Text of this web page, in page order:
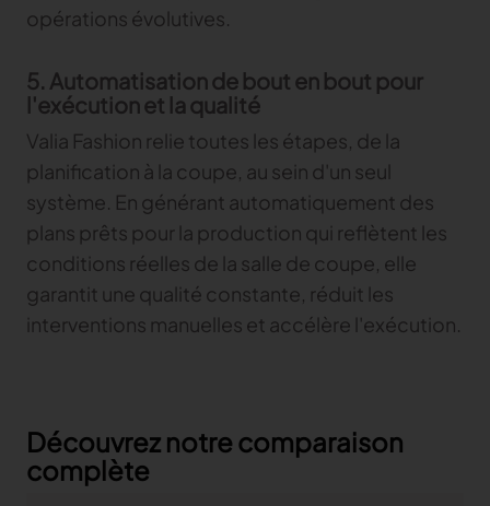
opérations évolutives.
5. Automatisation de bout en bout pour
l'exécution et la qualité
Valia Fashion relie toutes les étapes, de la
planification à la coupe, au sein d'un seul
système. En générant automatiquement des
plans prêts pour la production qui reflètent les
conditions réelles de la salle de coupe, elle
garantit une qualité constante, réduit les
interventions manuelles et accélère l'exécution.
Découvrez notre comparaison
complète